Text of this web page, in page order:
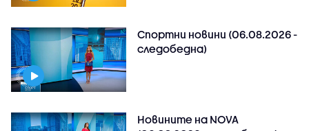
Спортни новини (06.08.2026 -
следобедна)
Новините на NOVA